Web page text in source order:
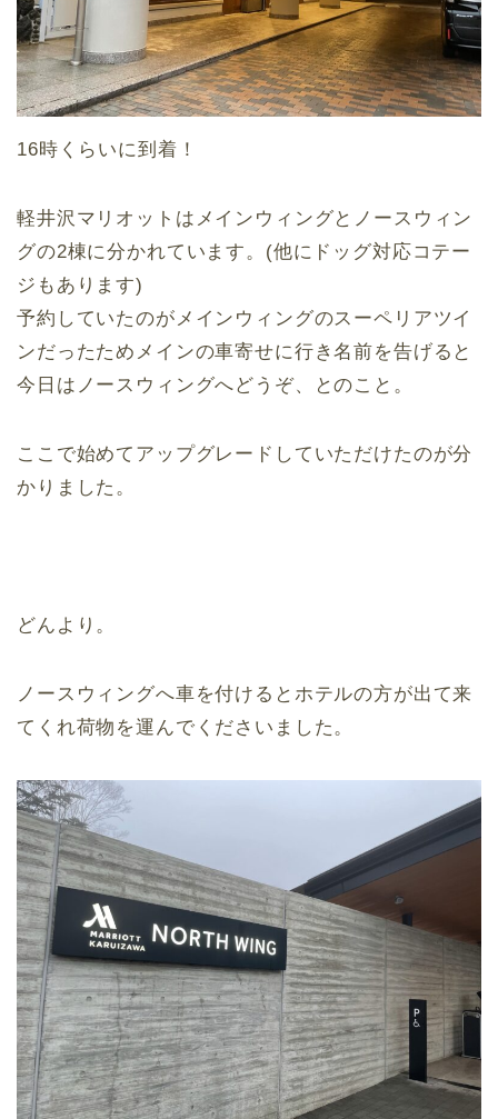
16時くらいに到着！
軽井沢マリオットはメインウィングとノースウィン
グの2棟に分かれています。(他にドッグ対応コテー
ジもあります)
予約していたのがメインウィングのスーペリアツイ
ンだったためメインの車寄せに行き名前を告げると
今日はノースウィングへどうぞ、とのこと。
ここで始めてアップグレードしていただけたのが分
かりました。
どんより。
ノースウィングへ車を付けるとホテルの方が出て来
てくれ荷物を運んでくださいました。